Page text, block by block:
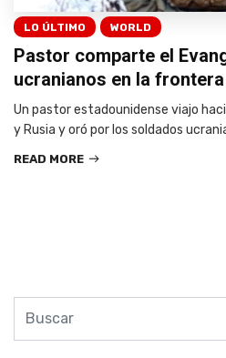
LO ÚLTIMO WORLD
Pastor comparte el
ucranianos en la
Un pastor estadounidense viajo
y Rusia y oró por los soldados
READ MORE